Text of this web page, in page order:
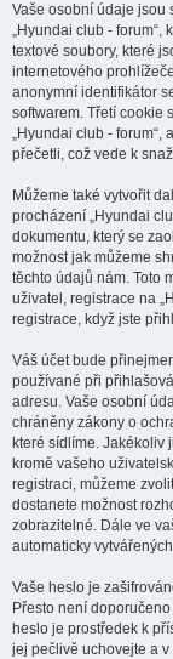
Vaše osobní údaje jsou
„Hyundai club - forum“,
textové soubory, které
internetového
anonymní identifikátor
softwarem. Třetí cookie
„Hyundai club - forum“,
přečetli, což vede k
Můžeme také vytvořit
procházení „Hyundai
dokumentu, který se
možnost jak můžeme
těchto údajů nám. Toto
uživatel, registrace na
registrace, když jste
Váš účet bude
používané při
adresu. Vaše osobní
chráněny zákony o
které sídlíme. Jakékoliv
kromě vašeho
registraci, můžeme
dostanete možnost
zobrazitelné. Dále ve
automaticky
Vaše heslo je
Přesto není
heslo je prostředek k
jej pečlivě uchovejte a